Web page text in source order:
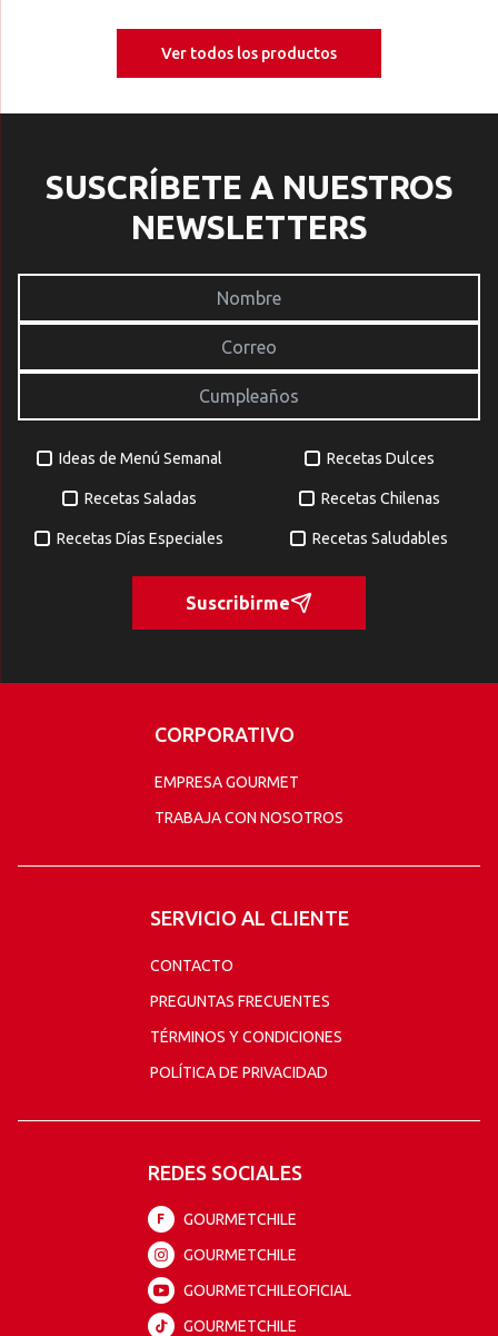
Ver todos los productos
SUSCRÍBETE A NUESTROS
NEWSLETTERS
Ideas de Menú Semanal Recetas Dulces
Recetas Saladas Recetas Chilenas
Recetas Días Especiales Recetas Saludables
Suscribirme
CORPORATIVO
EMPRESA GOURMET
TRABAJA CON NOSOTROS
SERVICIO AL CLIENTE
CONTACTO
PREGUNTAS FRECUENTES
TÉRMINOS Y CONDICIONES
POLÍTICA DE PRIVACIDAD
REDES SOCIALES
F
GOURMETCHILE
GOURMETCHILE
GOURMETCHILEOFICIAL
GOURMETCHILE